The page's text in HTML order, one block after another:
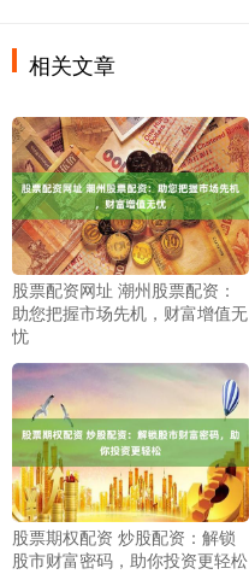
相关文章
股票配资网址 潮州股票配资：
助您把握市场先机，财富增值无
忧
股票期权配资 炒股配资：解锁
股市财富密码，助你投资更轻松